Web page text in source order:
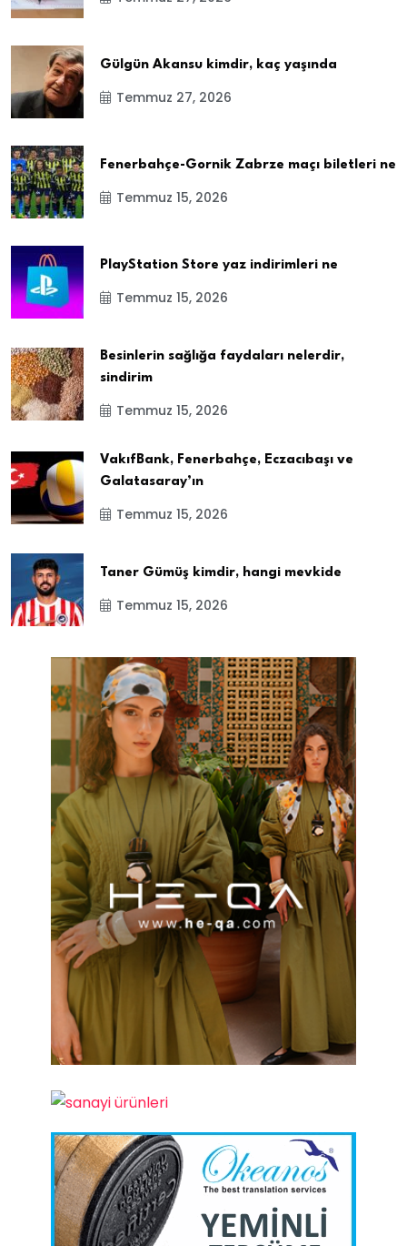
Gülgün Akansu kimdir, kaç yaşında
Temmuz 27, 2026
Fenerbahçe-Gornik Zabrze maçı biletleri ne
Temmuz 15, 2026
PlayStation Store yaz indirimleri ne
Temmuz 15, 2026
Besinlerin sağlığa faydaları nelerdir,
sindirim
Temmuz 15, 2026
VakıfBank, Fenerbahçe, Eczacıbaşı ve
Galatasaray’ın
Temmuz 15, 2026
Taner Gümüş kimdir, hangi mevkide
Temmuz 15, 2026